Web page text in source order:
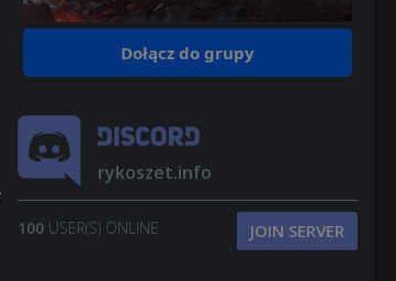
Dołącz do grupy
rykoszet.info
100 USER(S) ONLINE JOIN SERVER